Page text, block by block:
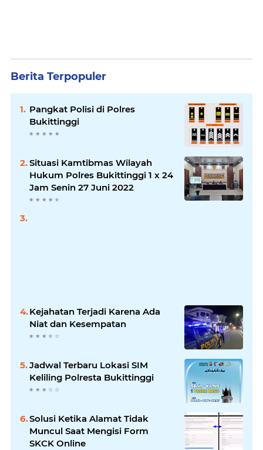
Berita Terpopuler
Pangkat Polisi di Polres
Bukittinggi
Situasi Kamtibmas Wilayah
Hukum Polres Bukittinggi 1 x 24
Jam Senin 27 Juni 2022
Kejahatan Terjadi Karena Ada
Niat dan Kesempatan
Jadwal Terbaru Lokasi SIM
Keliling Polresta Bukittinggi
Solusi Ketika Alamat Tidak
Muncul Saat Mengisi Form
SKCK Online